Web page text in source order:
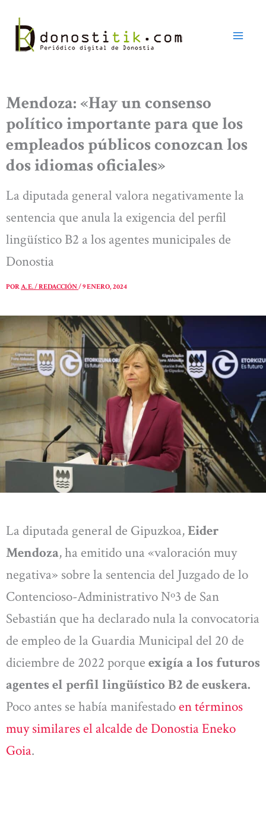
contenido
Mendoza: «Hay un consenso
político importante para que los
empleados públicos conozcan los
dos idiomas oficiales»
La diputada general valora negativamente la
sentencia que anula la exigencia del perfil
lingüístico B2 a los agentes municipales de
Donostia
PORA. E. / REDACCIÓN/9 ENERO, 2024
La diputada general de Gipuzkoa,Eider
Mendoza, ha emitido una «valoración muy
negativa» sobre la sentencia del Juzgado de lo
Contencioso-Administrativo Nº3 de San
Sebastián que ha declarado nula la convocatoria
de empleo de la Guardia Municipal del 20 de
diciembre de 2022 porque exigía a los futuros
agentes el perfil lingüístico B2 de euskera.
Poco antes se había manifestadoen términos
muy similares el alcalde de Donostia Eneko
Goia.